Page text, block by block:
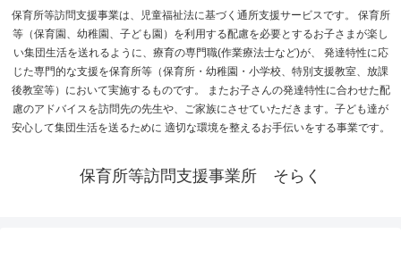
保育所等訪問支援事業は、児童福祉法に基づく通所支援サービスです。 保育所
等（保育園、幼稚園、子ども園）を利用する配慮を必要とするお子さまが楽し
い集団生活を送れるように、療育の専門職(作業療法士など)が、 発達特性に応
じた専門的な支援を保育所等（保育所・幼稚園・小学校、特別支援教室、放課
後教室等）において実施するものです。 またお子さんの発達特性に合わせた配
慮のアドバイスを訪問先の先生や、ご家族にさせていただきます。子ども達が
安心して集団生活を送るために 適切な環境を整えるお手伝いをする事業です。
保育所等訪問支援事業所 そらく